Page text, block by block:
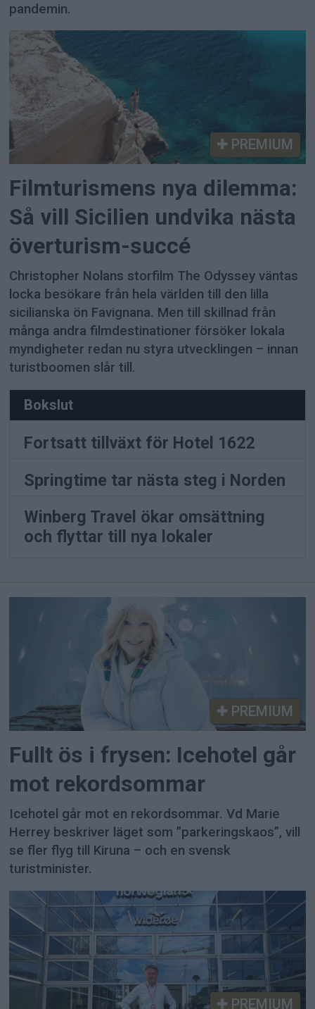
pandemin.
PREMIUM
Filmturismens nya dilemma:
Så vill Sicilien undvika nästa
överturism-succé
Christopher Nolans storfilm The Odyssey väntas
locka besökare från hela världen till den lilla
sicilianska ön Favignana. Men till skillnad från
många andra filmdestinationer försöker lokala
myndigheter redan nu styra utvecklingen – innan
turistboomen slår till.
Bokslut
Fortsatt tillväxt för Hotel 1622
Springtime tar nästa steg i Norden
Winberg Travel ökar omsättning
och flyttar till nya lokaler
PREMIUM
Fullt ös i frysen: Icehotel går
mot rekordsommar
Icehotel går mot en rekordsommar. Vd Marie
Herrey beskriver läget som ”parkeringskaos”, vill
se fler flyg till Kiruna – och en svensk
turistminister.
PREMIUM